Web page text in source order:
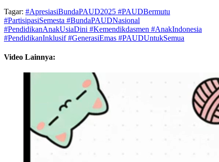
Tagar: #ApresiasiBundaPAUD2025 #PAUDBermutu
#PartisipasiSemesta #BundaPAUDNasional
#PendidikanAnakUsiaDini #Kemendikdasmen #AnakIndonesia
#PendidikanInklusif #GenerasiEmas #PAUDUntukSemua
Video Lainnya: